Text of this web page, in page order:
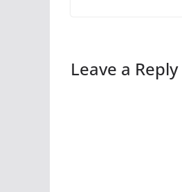
Leave a Reply